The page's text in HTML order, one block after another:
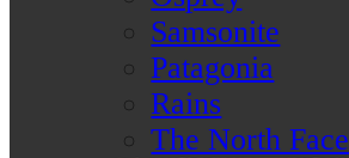
Samsonite
Patagonia
Rains
The North Face